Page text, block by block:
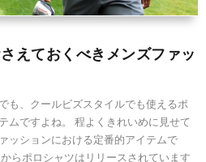
えておくべきメンズファッ
も、クールビズスタイルでも使えるポ
ムですよね。 程よくきれいめに見せて
ッションにおける定番的アイテムで
らポロシャツはリリースされています